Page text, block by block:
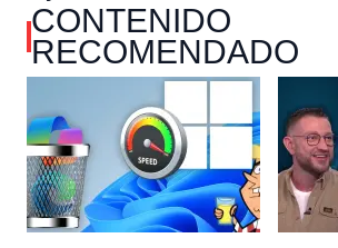
CONTENIDO
RECOMENDADO